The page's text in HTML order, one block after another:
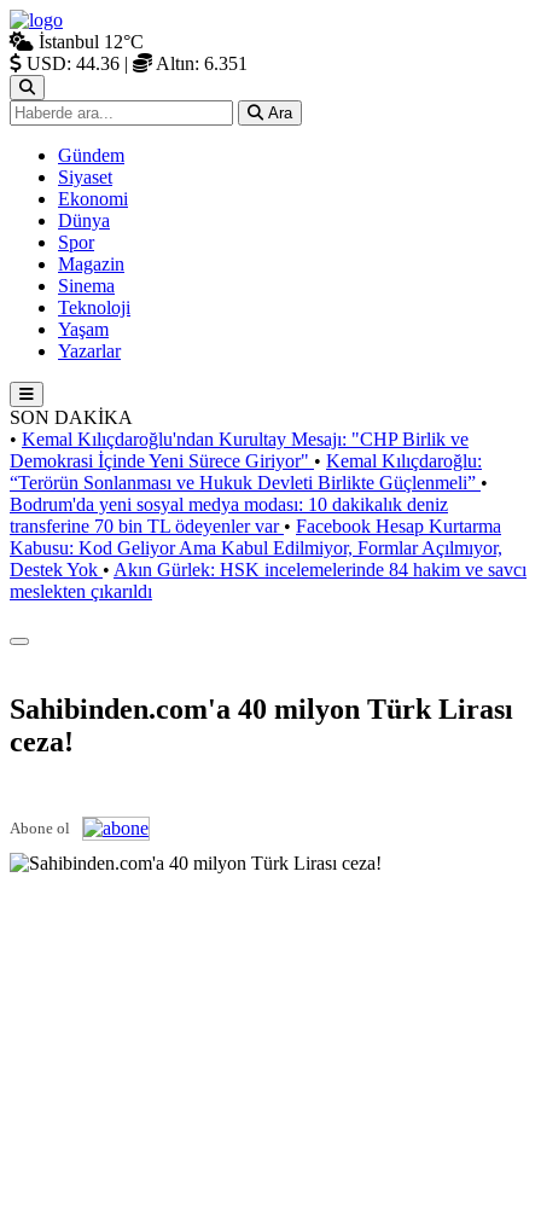
İstanbul 12°C
USD: 44.36 | Altın: 6.351
Ara
Gündem
Siyaset
Ekonomi
Dünya
Spor
Magazin
Sinema
Teknoloji
Yaşam
Yazarlar
SON DAKİKA
• Kemal Kılıçdaroğlu'ndan Kurultay Mesajı: "CHP Birlik ve
Demokrasi İçinde Yeni Sürece Giriyor" • Kemal Kılıçdaroğlu:
“Terörün Sonlanması ve Hukuk Devleti Birlikte Güçlenmeli” •
Bodrum'da yeni sosyal medya modası: 10 dakikalık deniz
transferine 70 bin TL ödeyenler var • Facebook Hesap Kurtarma
Kabusu: Kod Geliyor Ama Kabul Edilmiyor, Formlar Açılmıyor,
Destek Yok • Akın Gürlek: HSK incelemelerinde 84 hakim ve savcı
meslekten çıkarıldı
Sahibinden.com'a 40 milyon Türk Lirası
ceza!
Abone ol